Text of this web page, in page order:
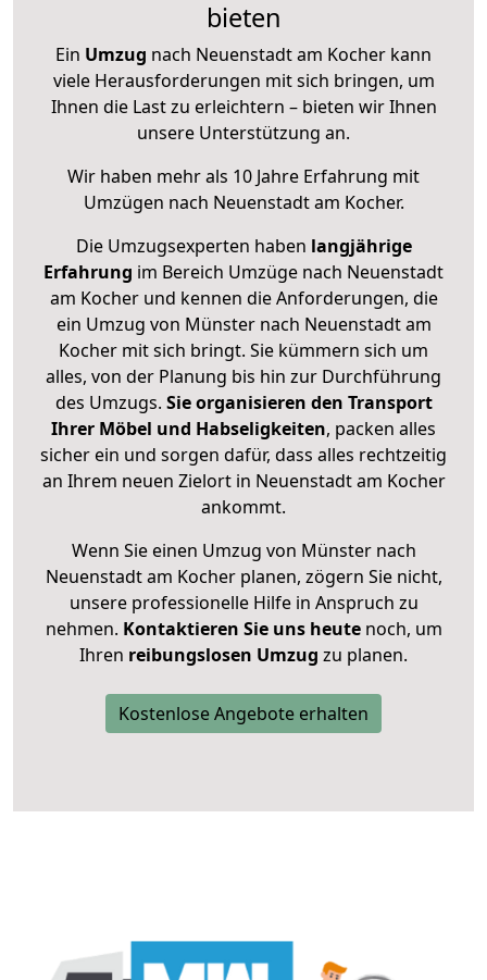
bieten
Ein Umzug nach Neuenstadt am Kocher kann
viele Herausforderungen mit sich bringen, um
Ihnen die Last zu erleichtern – bieten wir Ihnen
unsere Unterstützung an.
Wir haben mehr als 10 Jahre Erfahrung mit
Umzügen nach Neuenstadt am Kocher.
Die Umzugsexperten haben langjährige
Erfahrung im Bereich Umzüge nach Neuenstadt
am Kocher und kennen die Anforderungen, die
ein Umzug von Münster nach Neuenstadt am
Kocher mit sich bringt. Sie kümmern sich um
alles, von der Planung bis hin zur Durchführung
des Umzugs. Sie organisieren den Transport
Ihrer Möbel und Habseligkeiten, packen alles
sicher ein und sorgen dafür, dass alles rechtzeitig
an Ihrem neuen Zielort in Neuenstadt am Kocher
ankommt.
Wenn Sie einen Umzug von Münster nach
Neuenstadt am Kocher planen, zögern Sie nicht,
unsere professionelle Hilfe in Anspruch zu
nehmen. Kontaktieren Sie uns heutenoch, um
Ihren reibungslosen Umzug zu planen.
Kostenlose Angebote erhalten